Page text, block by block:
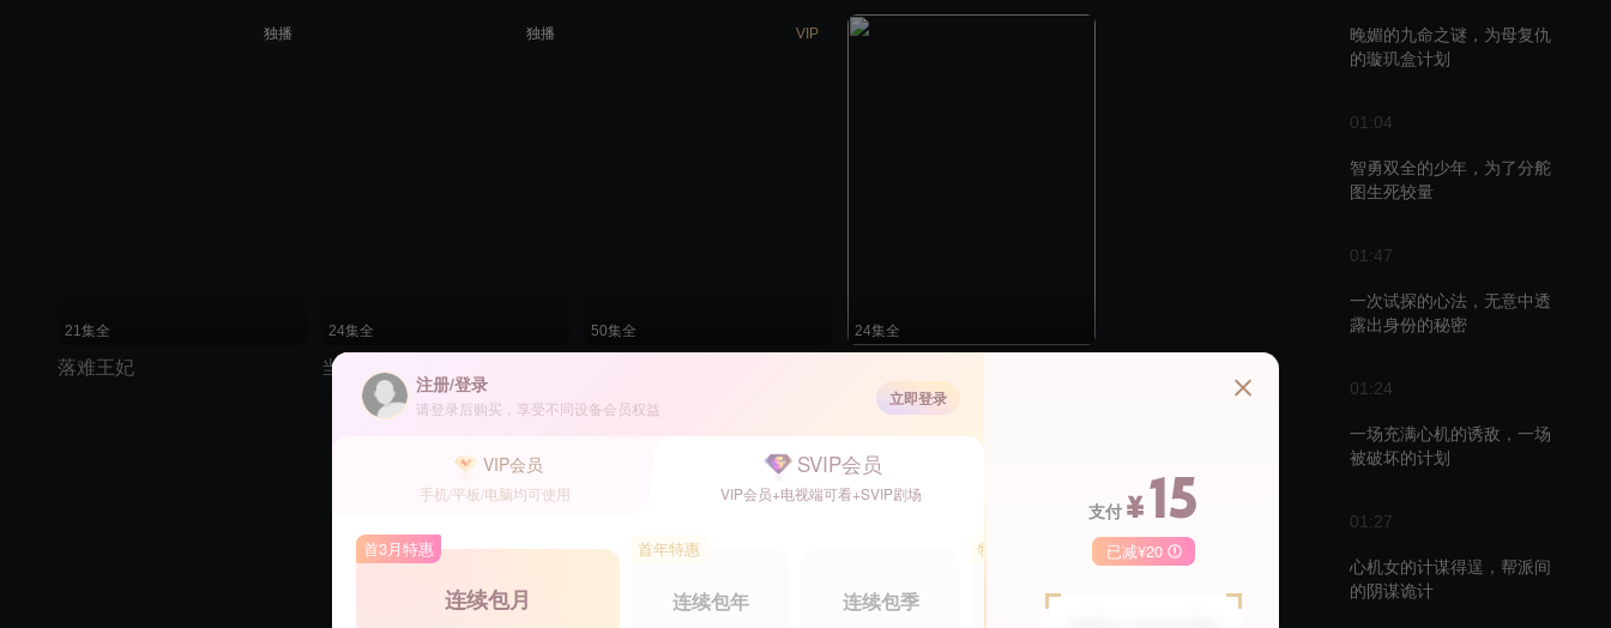
晚媚的九命之谜，为母复仇
的璇玑盒计划
01:04
智勇双全的少年，为了分舵
图生死较量
01:47
一次试探的心法，无意中透
露出身份的秘密
01:24
一场充满心机的诱敌，一场
被破坏的计划
01:27
心机女的计谋得逞，帮派间
的阴谋诡计
独播
21集全
落难王妃
独播
24集全
当家小娘子
VIP
50集全 24集全
独播 豆瓣
7.0分
注册/登录
请登录后购买，享受不同设备会员权益 立即登录
VIP会员
手机/平板/电脑均可使用
SVIP会员
VIP会员+电视端可看+SVIP剧场
首3月特惠
连续包月
首年特惠
连续包年 连续包季
特惠5.5折
年卡 季卡 月卡
支付 ¥15
已减¥20